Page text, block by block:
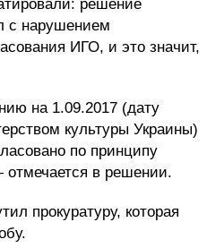
решение
с нарушением
ИГО, и это значит,
на 1.09.2017 (дату
культуры Украины)
по принципу
отмечается в решении.
прокуратуру, которая